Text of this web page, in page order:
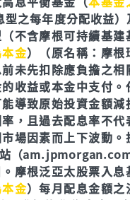
型之每年度分配收益
不含摩根可持續基建
金）（原名稱：摩
未先扣除應負擔之相
收益或本金中支付。
導致原始投資金額減
，且過去配息率不代
場因素而上下波動。
（
摩根泛亞太股票入息
金）每月配息金額